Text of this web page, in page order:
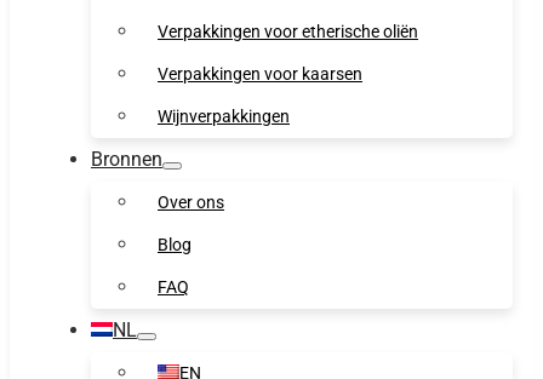
Verpakkingen voor etherische oliën
Verpakkingen voor kaarsen
Wijnverpakkingen
Bronnen
Over ons
Blog
FAQ
NL
EN